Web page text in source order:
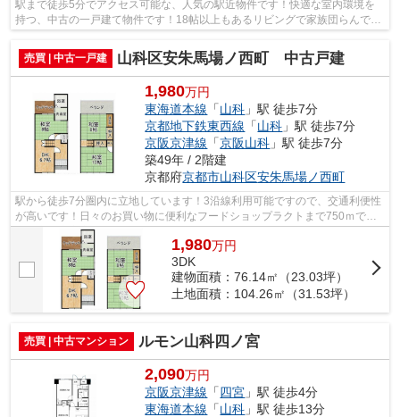
駅まで徒歩5分でアクセス可能な、人気の駅近物件です！快適な室内環境を
持つ、中古の一戸建て物件です！18帖以上もあるリビングで家族団らんで過
売買 | 中古一戸建
山科区安朱馬場ノ西町 中古戸建
1,980万円
東海道本線 「山科 」駅 徒歩7分
京都地下鉄東西線 「山科 」駅 徒歩7分
京阪京津線 「京阪山科 」駅 徒歩7分
築49年 / 2階建
京都府京都市山科区安朱馬場ノ西町
駅から徒歩7分圏内に立地しています！3沿線利用可能ですので、交通利便性
が高いです！日々のお買い物に便利なフードショップラクトまで750ｍで
す！京都市立安朱小学校が徒歩2分のとこ...
1,980万円
3DK
建物面積：76.14㎡（23.03坪）
土地面積：104.26㎡（31.53坪）
売買 | 中古マンション ルモン山科四ノ宮
2,090万円
京阪京津線 「四宮 」駅 徒歩4分
東海道本線 「山科 」駅 徒歩13分